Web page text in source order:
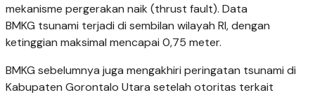
mekanisme pergerakan naik (thrust fault). Data
BMKG tsunami terjadi di sembilan wilayah RI, dengan
ketinggian maksimal mencapai 0,75 meter.
BMKG sebelumnya juga mengakhiri peringatan tsunami di
Kabupaten Gorontalo Utara setelah otoritas terkait